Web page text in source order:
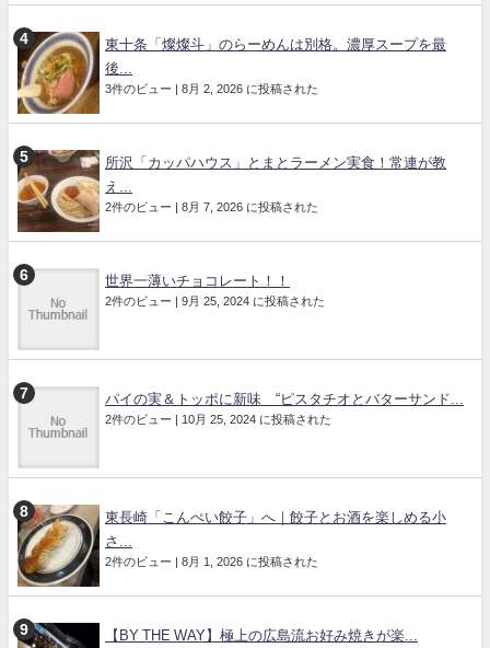
東十条「燦燦斗」のらーめんは別格。濃厚スープを最
後...
3件のビュー | 8月 2, 2026 に投稿された
所沢「カッパハウス」とまとラーメン実食！常連が教
え...
2件のビュー | 8月 7, 2026 に投稿された
世界一薄いチョコレート！！
2件のビュー | 9月 25, 2024 に投稿された
パイの実＆トッポに新味 “ピスタチオとバターサンド...
2件のビュー | 10月 25, 2024 に投稿された
東長崎「こんぺい餃子」へ｜餃子とお酒を楽しめる小
さ...
2件のビュー | 8月 1, 2026 に投稿された
【BY THE WAY】極上の広島流お好み焼きが楽...